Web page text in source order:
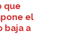
que
el
baja a